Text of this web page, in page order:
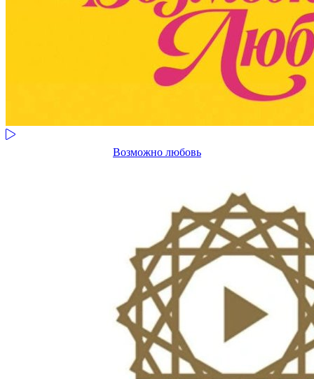
Возможно любовь